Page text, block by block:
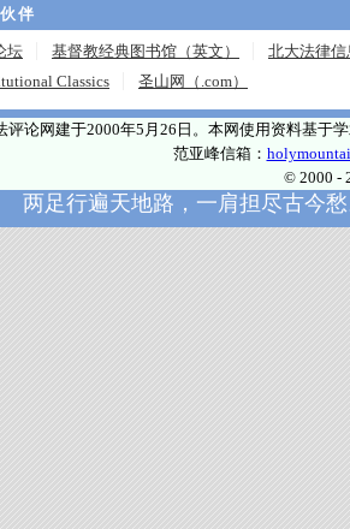
伴
坛 基督教经典图书馆（英文）
北大法律信
Classics
圣山网（.com）
评论网建于2000年5月26日。本网使用资料基于
范亚峰信箱：
© 2000 -
两足行遍天地路，一肩担尽古今